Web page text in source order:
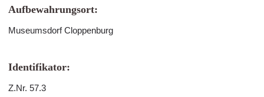
Aufbewahrungsort:
Museumsdorf Cloppenburg
Identifikator:
Z.Nr. 57.3